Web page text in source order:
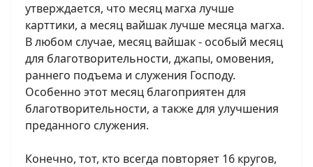
утверждается, что месяц магха лучше
карттики, а месяц вайшак лучше месяца магха.
В любом случае, месяц вайшак - особый месяц
для благотворительности, джапы, омовения,
раннего подъема и служения Господу.
Особенно этот месяц благоприятен для
благотворительности, а также для улучшения
преданного служения.
Конечно, тот, кто всегда повторяет 16 кругов,